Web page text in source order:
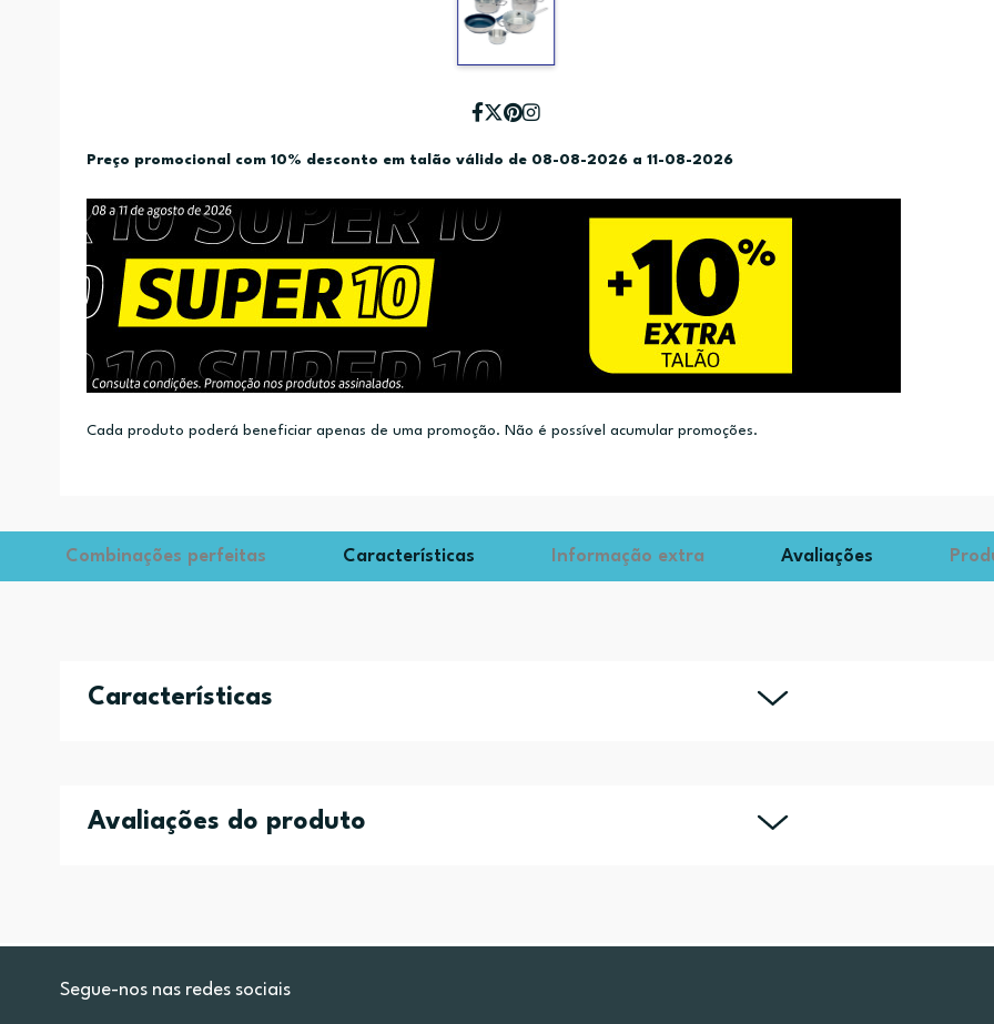
Preço promocional com 10% desconto em talão válido de 08-08-2026 a 11-08-2026
Cada produto poderá beneficiar apenas de uma promoção. Não é possível acumular promoções.
Combinações perfeitas Características Informação extra Avaliações
Características
Avaliações do produto
Segue-nos nas redes sociais